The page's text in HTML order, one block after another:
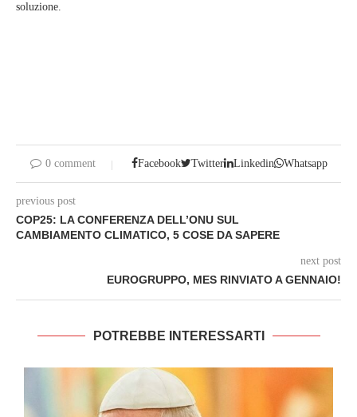
soluzione.
0 comment Facebook Twitter Linkedin Whatsapp
previous post
COP25: LA CONFERENZA DELL’ONU SUL
CAMBIAMENTO CLIMATICO, 5 COSE DA SAPERE
next post
EUROGRUPPO, MES RINVIATO A GENNAIO!
POTREBBE INTERESSARTI